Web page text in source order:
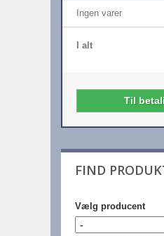
Ingen varer
I alt
Til
FIND
Vælg producent